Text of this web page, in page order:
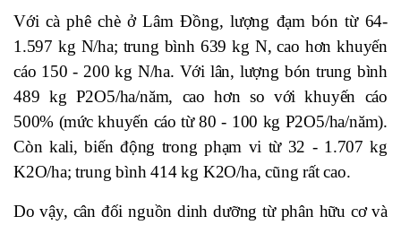
Với cà phê chè ở Lâm Đồng, lượng đạm bón từ 64-
1.597 kg N/ha; trung bình 639 kg N, cao hơn khuyến
cáo 150 - 200 kg N/ha. Với lân, lượng bón trung bình
489 kg P2O5/ha/năm, cao hơn so với khuyến cáo
500% (mức khuyến cáo từ 80 - 100 kg P2O5/ha/năm).
Còn kali, biến động trong phạm vi từ 32 - 1.707 kg
K2O/ha; trung bình 414 kg K2O/ha, cũng rất cao.
Do vậy, cân đối nguồn dinh dưỡng từ phân hữu cơ và